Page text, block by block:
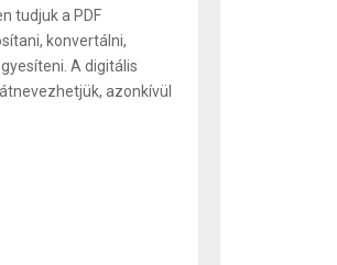
tudjuk a PDF
konvertálni,
A digitális
azonkívül